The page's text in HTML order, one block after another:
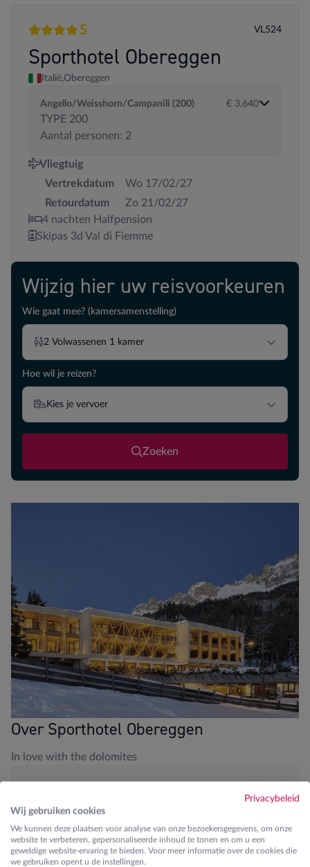
Privacybeleid
Wij gebruiken cookies
We kunnen deze plaatsen voor analyse van onze bezoekersgegevens, om onze
website te verbeteren, gepersonaliseerde inhoud te tonen en om u een
geweldige website-ervaring te bieden. Voor meer informatie over de cookies die
we gebruiken opent u de instellingen.
4 sterrenSuperior
S VL524
Sporthotel Obereggen
Italië,Obereggen
Angello/Weisshorn/Campanili (200)
TYPE 200
Aantal personen: 2
€ 3.640
Vliegtuig
Vertrekdatum
Wo 17/02/27
Retourdatum
Zo 21/02/27
4 nachten Halfpension
Skipas 3d Val di Fiemme
Wijzig hier uw reisvoorkeuren
Wie gaat mee? (kamersamenstelling)
2 Volwassenen 1 kamer
Hoe wil je reizen?
Kies je vervoer
Zoeken
Over Sporthotel Obereggen
In love with the dolomites
Zwembad en wellness